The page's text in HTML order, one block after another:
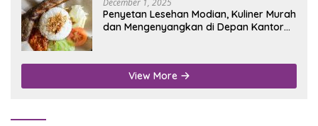
December 1, 2025
Penyetan Lesehan Modian, Kuliner Murah
dan Mengenyangkan di Depan Kantor
View More